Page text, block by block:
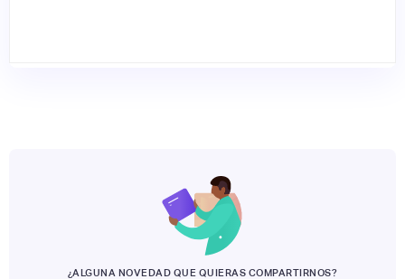
¿ALGUNA NOVEDAD QUE QUIERAS COMPARTIRNOS?